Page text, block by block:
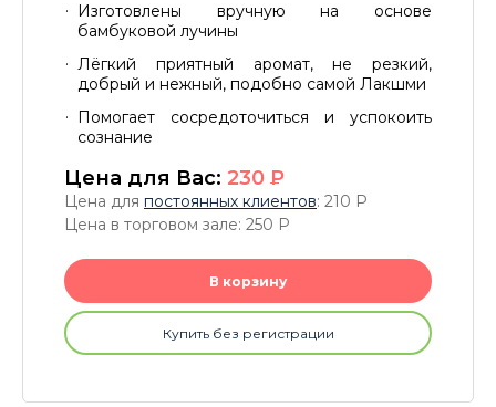
Изготовлены вручную на основе
бамбуковой лучины
Лёгкий приятный аромат, не резкий,
добрый и нежный, подобно самой Лакшми
Помогает сосредоточиться и успокоить
сознание
Цена для Вас: 230 P
Цена для постоянных клиентов: 210 P
Цена в торговом зале: 250 P
В корзину
Купить без регистрации